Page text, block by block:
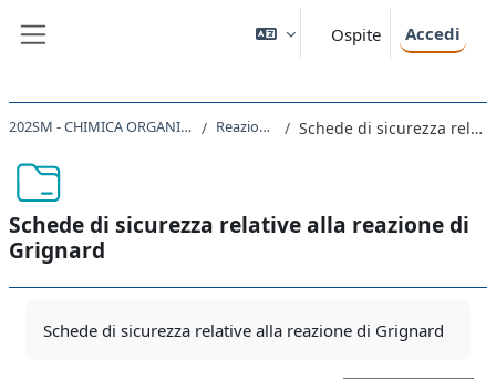
Ospite Accedi
202SM - CHIMICA ORGANICA III CON LABORATORIO 2020 Reazione di Grignard Schede di sicurezza relative alla reazione di Grignard
Schede di sicurezza relative alla reazione di
Grignard
Schede di sicurezza relative alla reazione di Grignard